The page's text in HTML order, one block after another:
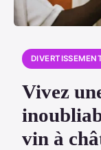
Vivez
vin à